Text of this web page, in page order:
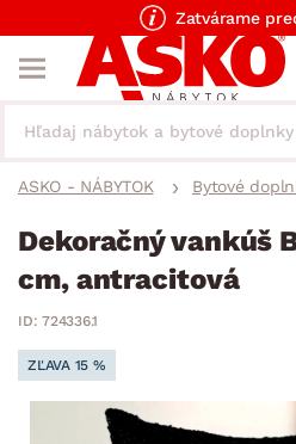
Zatvárame
ASKO - NÁBYTOK Bytové
Dekoračný vankúš
cm, antracitová
ID: 724336.1
ZĽAVA 15 %